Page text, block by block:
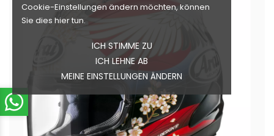
Cookie-Einstellungen ändern möchten, können
Sie dies hier tun.
ICH STIMME ZU
ICH LEHNE AB
MEINE EINSTELLUNGEN ÄNDERN